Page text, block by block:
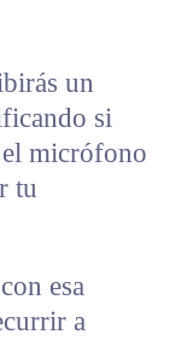
un
si
el micrófono
tu
esa
a